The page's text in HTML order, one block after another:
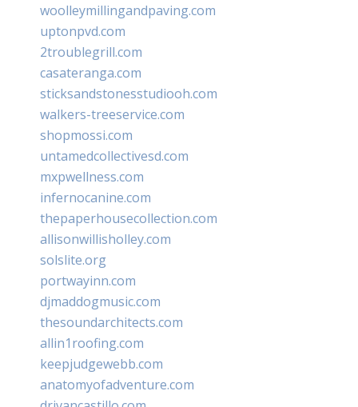
woolleymillingandpaving.com
uptonpvd.com
2troublegrill.com
casateranga.com
sticksandstonesstudiooh.com
walkers-treeservice.com
shopmossi.com
untamedcollectivesd.com
mxpwellness.com
infernocanine.com
thepaperhousecollection.com
allisonwillisholley.com
solslite.org
portwayinn.com
djmaddogmusic.com
thesoundarchitects.com
allin1roofing.com
keepjudgewebb.com
anatomyofadventure.com